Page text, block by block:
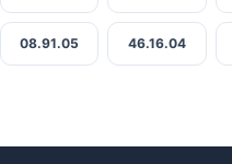
08.91.05 46.16.04